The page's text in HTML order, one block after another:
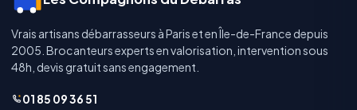
Vrais artisans débarrasseurs à Paris et en Île-de-France depuis
2005. Brocanteurs experts en valorisation, intervention sous
48h, devis gratuit sans engagement.
01 85 09 36 51